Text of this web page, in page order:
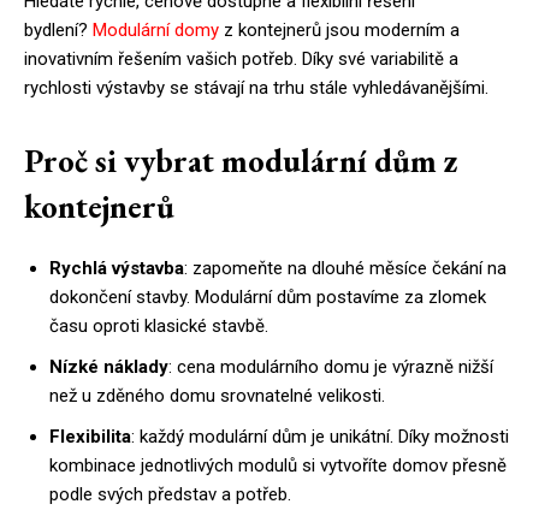
bydlení? Modulární domy z kontejnerů jsou moderním a
inovativním řešením vašich potřeb. Díky své variabilitě a
rychlosti výstavby se stávají na trhu stále vyhledávanějšími.
Proč si vybrat modulární dům z
kontejnerů
Rychlá výstavba: zapomeňte na dlouhé měsíce čekání na
dokončení stavby. Modulární dům postavíme za zlomek
času oproti klasické stavbě.
Nízké náklady: cena modulárního domu je výrazně nižší
než u zděného domu srovnatelné velikosti.
Flexibilita: každý modulární dům je unikátní. Díky možnosti
kombinace jednotlivých modulů si vytvoříte domov přesně
podle svých představ a potřeb.